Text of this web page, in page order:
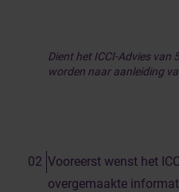
Dient het ICCI-Advies van
worden naar aanleiding
Vooreerst wenst het
overgemaakte